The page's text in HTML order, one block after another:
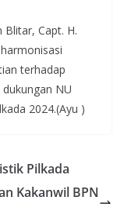
Blitar, Capt. H.
terhadap
NU
2024.(Ayu )
Pilkada
Kakanwil BPN